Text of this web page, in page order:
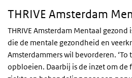
THRIVE Amsterdam
THRIVE Amsterdam Mentaal gezond
die de mentale gezondheid en
Amsterdammers wil bevorderen. ‘To
opbloeien. Daarbij is de inzet om de